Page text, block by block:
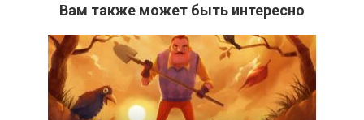
Вам также может быть интересно